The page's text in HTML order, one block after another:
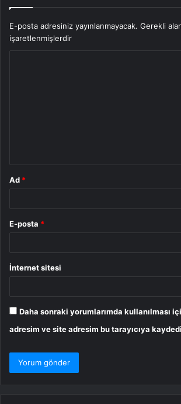
E-posta adresiniz yayınlanmayacak. Gerekli
işaretlenmişlerdir
Ad *
E-posta *
İnternet sitesi
Daha sonraki yorumlarımda kullanılması
adresim ve site adresim bu tarayıcıya